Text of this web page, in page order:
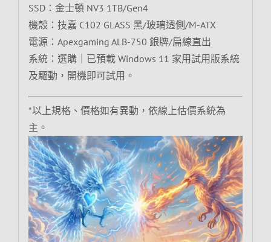
SSD：金士頓 NV3 1TB/Gen4
機殼：技嘉 C102 GLASS 黑/玻璃透側/M-ATX
電源：Apexgaming ALB-750 銀牌/扁線直出
系統：選購｜已預載 Windows 11 家用試用版系統
及驅動，開機即可試用。
*以上規格、價格如有異動，依線上估價系統為
主。